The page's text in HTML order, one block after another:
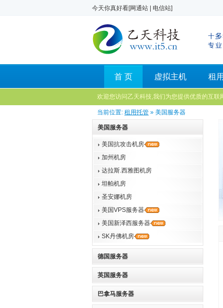
今天你真好看[网通站 电信站]
首 页 虚拟主机 租
欢迎您访问乙天科技,我们为您提供优质的互联
当前位置: 租用托管 » 美国服务器
美国服务器
美国抗攻击机房
加州机房
达拉斯.西雅图机房
坦帕机房
圣安娜机房
美国VPS服务器
美国新泽西服务器
SK丹佛机房
德国服务器
英国服务器
巴拿马服务器